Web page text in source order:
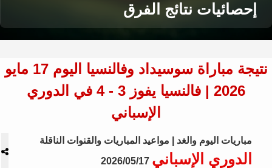
إحصائيات نتائج الفرق
نتيجة مباراة سوسيداد وفالنسيا اليوم 17 مايو
2026 | فالنسيا يفوز 3 - 4 في الدوري
الإسباني
مباريات اليوم والغد | مواعيد المباريات والقنوات الناقلة
الدوري الإسباني 2026/05/17